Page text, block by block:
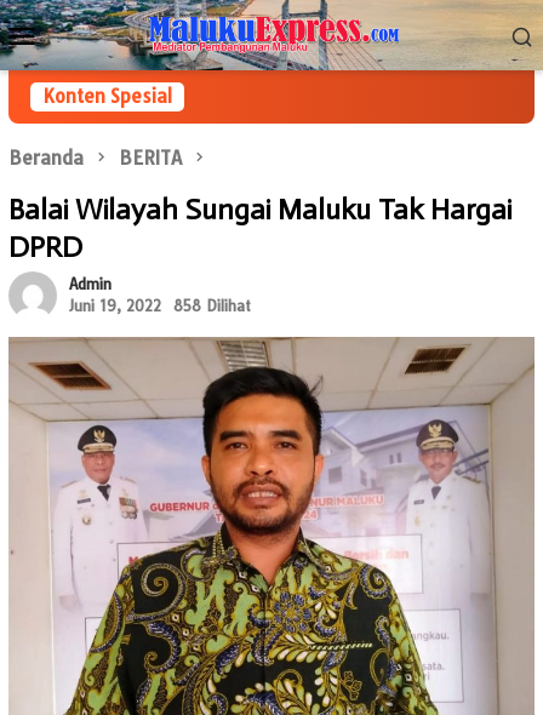
Loncat
ke
konten
Menu
Mobile
Konten Spesial
Beranda BERITA
Balai Wilayah Sungai Maluku Tak Hargai
DPRD
Admin
Juni 19, 2022
858 Dilihat